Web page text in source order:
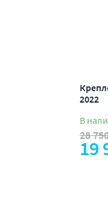
2022
В
28
19